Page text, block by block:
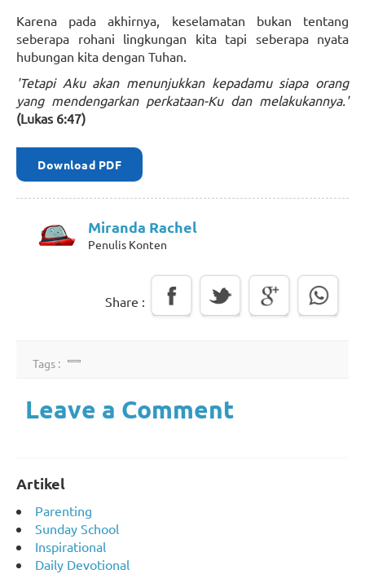
Karena pada akhirnya, keselamatan bukan tentang
seberapa rohani lingkungan kita tapi seberapa nyata
hubungan kita dengan Tuhan.
'Tetapi Aku akan menunjukkan kepadamu siapa orang
yang mendengarkan perkataan-Ku dan melakukannya.'
(Lukas 6:47)
Download PDF
Miranda Rachel
Penulis Konten
Share :
Tags :
Leave a Comment
Artikel
Parenting
Sunday School
Inspirational
Daily Devotional